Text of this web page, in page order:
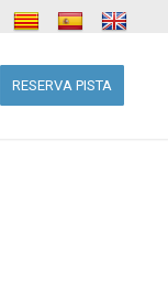
RESERVA PISTA